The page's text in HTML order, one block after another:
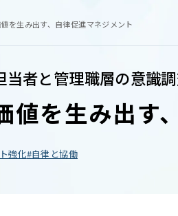
を生み出す、自律促進マネジメント
当者と管理職層の意識
値を生み出す
強化 自律と協働